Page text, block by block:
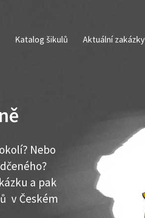
Katalog šikulů Aktuální zakázky
Nebo
a pak
v Českém